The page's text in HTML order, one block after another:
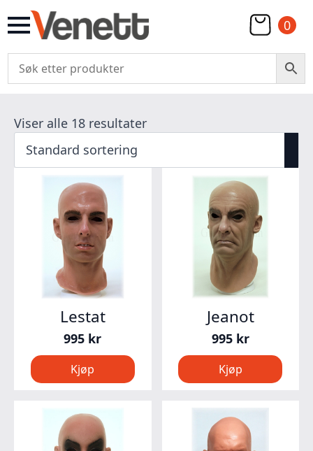
0
Viser alle 18 resultater
Lestat
995 kr
Kjøp
Jeanot
995 kr
Kjøp